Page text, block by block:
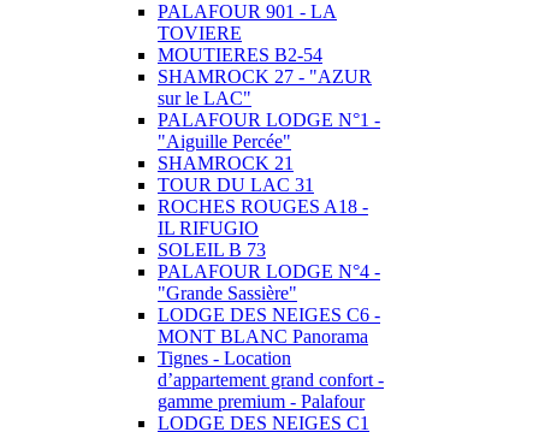
PALAFOUR 901 - LA
TOVIERE
MOUTIERES B2-54
SHAMROCK 27 - "AZUR
sur le LAC"
PALAFOUR LODGE N°1 -
"Aiguille Percée"
SHAMROCK 21
TOUR DU LAC 31
ROCHES ROUGES A18 -
IL RIFUGIO
SOLEIL B 73
PALAFOUR LODGE N°4 -
"Grande Sassière"
LODGE DES NEIGES C6 -
MONT BLANC Panorama
Tignes - Location
d’appartement grand confort -
gamme premium - Palafour
LODGE DES NEIGES C1